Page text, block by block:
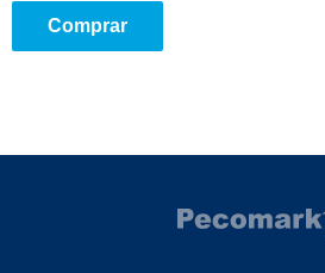
Comprar